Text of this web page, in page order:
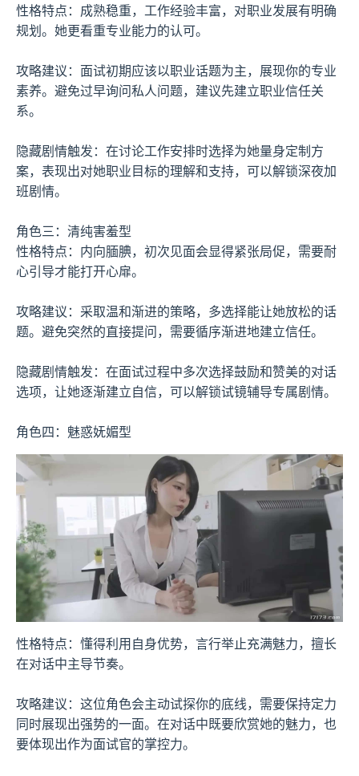
性格特点：成熟稳重，工作经验丰富，对职业发展有明确
规划。她更看重专业能力的认可。
攻略建议：面试初期应该以职业话题为主，展现你的专业
素养。避免过早询问私人问题，建议先建立职业信任关
系。
隐藏剧情触发：在讨论工作安排时选择为她量身定制方
案，表现出对她职业目标的理解和支持，可以解锁深夜加
班剧情。
角色三：清纯害羞型
性格特点：内向腼腆，初次见面会显得紧张局促，需要耐
心引导才能打开心扉。
攻略建议：采取温和渐进的策略，多选择能让她放松的话
题。避免突然的直接提问，需要循序渐进地建立信任。
隐藏剧情触发：在面试过程中多次选择鼓励和赞美的对话
选项，让她逐渐建立自信，可以解锁试镜辅导专属剧情。
角色四：魅惑妩媚型
性格特点：懂得利用自身优势，言行举止充满魅力，擅长
在对话中主导节奏。
攻略建议：这位角色会主动试探你的底线，需要保持定力
同时展现出强势的一面。在对话中既要欣赏她的魅力，也
要体现出作为面试官的掌控力。